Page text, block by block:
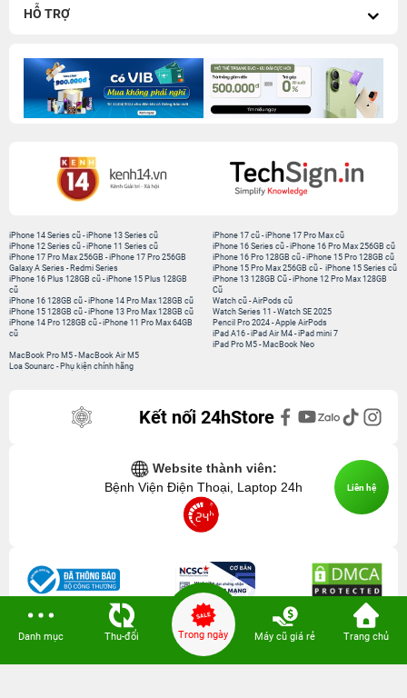
HỖ TRỢ
iPhone 14 Series cũ -iPhone 13 Series cũ
iPhone 12 Series cũ -iPhone 11 Series cũ
iPhone 17 Pro Max 256GB -iPhone 17 Pro 256GB
Galaxy A Series - Redmi Series
iPhone 17 cũ -iPhone 17 Pro Max cũ
iPhone 16 Series cũ - iPhone 16 Pro Max 256GB cũ
iPhone 16 Pro 128GB cũ -iPhone 15 Pro 128GB cũ
iPhone 15 Pro Max 256GB cũ - iPhone 15 Series cũ
iPhone 16 Plus 128GB cũ -iPhone 15 Plus 128GB
cũ
iPhone 16 128GB cũ -iPhone 14 Pro Max 128GB cũ
iPhone 15 128GB cũ -iPhone 13 Pro Max 128GB cũ
iPhone 14 Pro 128GB cũ -iPhone 11 Pro Max 64GB
cũ
iPhone 13 128GB Cũ -iPhone 12 Pro Max 128GB
Cũ
Watch cũ -AirPods cũ
Watch Series 11 -Watch SE 2025
Pencil Pro 2024 -Apple AirPods
iPad A16 -iPad Air M4 -iPad mini 7
iPad Pro M5 - MacBook Neo
MacBook Pro M5 - MacBook Air M5
Loa Sounarc - Phụ kiện chính hãng
Kết nối 24hStore
Website thành viên:
Bệnh Viện Điện Thoại, Laptop 24h
CÔNG TY TNHH CÔNG NGHỆ ISTAR GCNDKHKD: 0316635415 do Sở KH & ĐT
Danh mục Thu-đổi Trong ngày Máy cũ giá rẻ Trang chủ
Liên hệ